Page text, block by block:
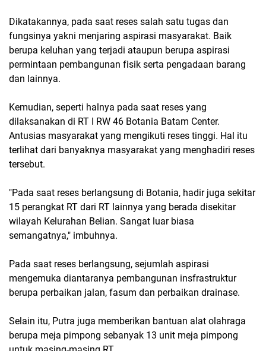
Dikatakannya, pada saat reses salah satu tugas dan
fungsinya yakni menjaring aspirasi masyarakat. Baik
berupa keluhan yang terjadi ataupun berupa aspirasi
permintaan pembangunan fisik serta pengadaan barang
dan lainnya.
Kemudian, seperti halnya pada saat reses yang
dilaksanakan di RT I RW 46 Botania Batam Center.
Antusias masyarakat yang mengikuti reses tinggi. Hal itu
terlihat dari banyaknya masyarakat yang menghadiri reses
tersebut.
"Pada saat reses berlangsung di Botania, hadir juga sekitar
15 perangkat RT dari RT lainnya yang berada disekitar
wilayah Kelurahan Belian. Sangat luar biasa
semangatnya," imbuhnya.
Pada saat reses berlangsung, sejumlah aspirasi
mengemuka diantaranya pembangunan insfrastruktur
berupa perbaikan jalan, fasum dan perbaikan drainase.
Selain itu, Putra juga memberikan bantuan alat olahraga
berupa meja pimpong sebanyak 13 unit meja pimpong